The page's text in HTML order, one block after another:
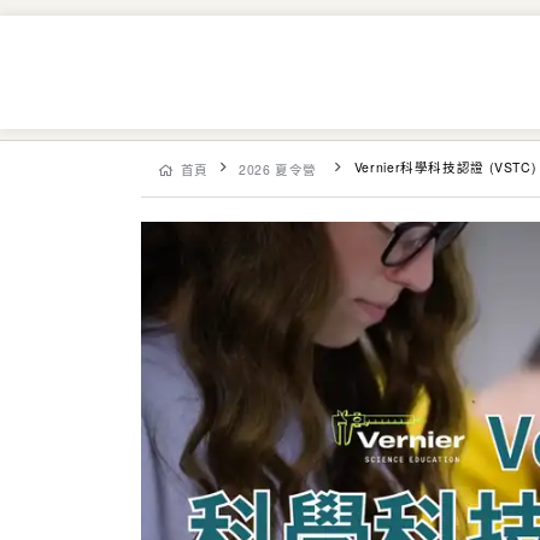
首頁 2026 夏令營 Vernier科學科技認證 (VSTC)